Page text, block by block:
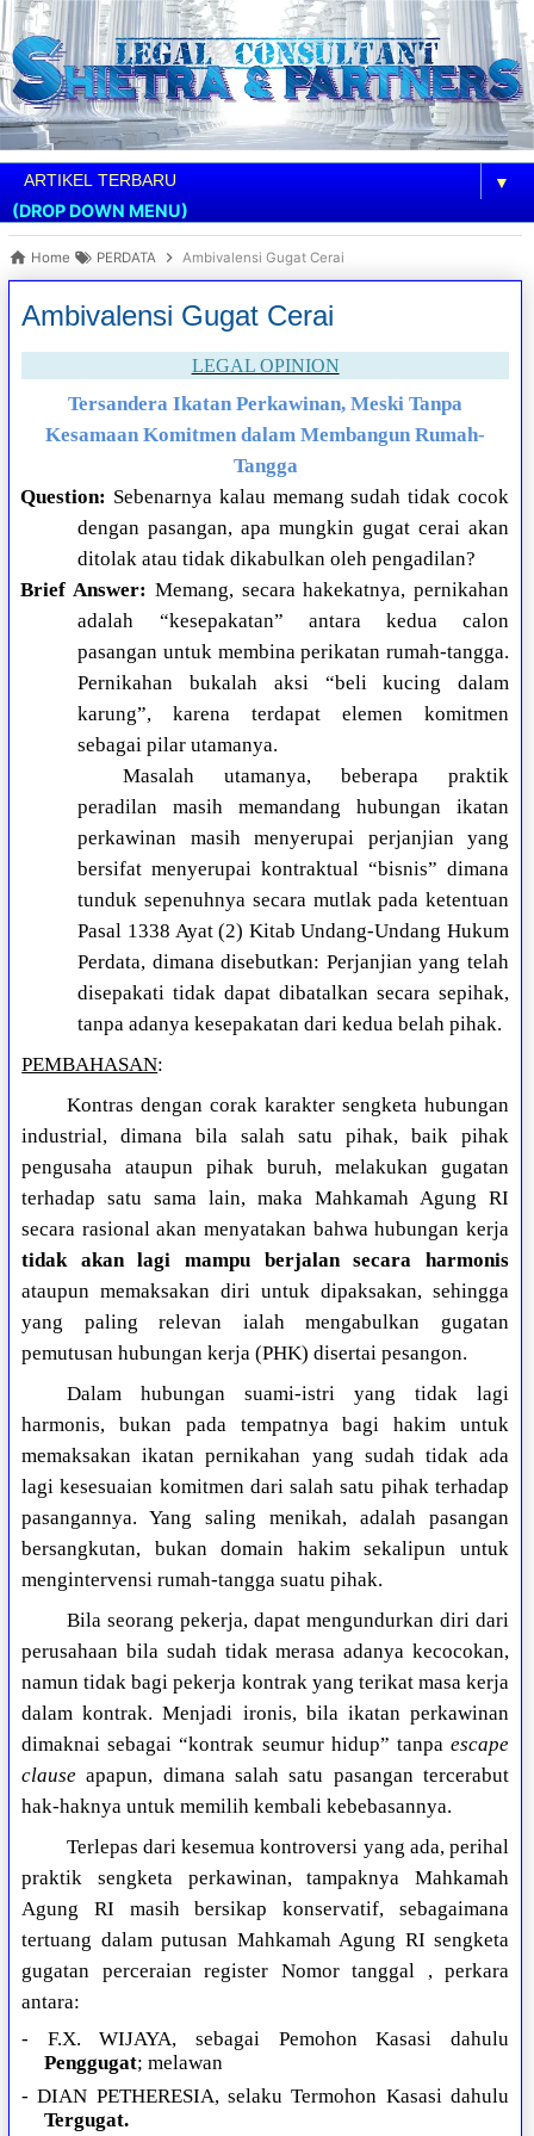
▼
(DROP DOWN MENU)
Home PERDATA Ambivalensi Gugat Cerai
Ambivalensi Gugat Cerai
LEGAL OPINION
Tersandera Ikatan Perkawinan, Meski Tanpa
Kesamaan Komitmen dalam Membangun Rumah-
Tangga
Question: Sebenarnya kalau memang sudah tidak cocok
dengan pasangan, apa mungkin gugat cerai akan
ditolak atau tidak dikabulkan oleh pengadilan?
Brief Answer: Memang, secara hakekatnya, pernikahan
adalah “kesepakatan” antara kedua calon
pasangan untuk membina perikatan rumah-tangga.
Pernikahan bukalah aksi “beli kucing dalam
karung”, karena terdapat elemen komitmen
sebagai pilar utamanya.
Masalah utamanya, beberapa praktik
peradilan masih memandang hubungan ikatan
perkawinan masih menyerupai perjanjian yang
bersifat menyerupai kontraktual “bisnis” dimana
tunduk sepenuhnya secara mutlak pada ketentuan
Pasal 1338 Ayat (2) Kitab Undang-Undang Hukum
Perdata, dimana disebutkan: Perjanjian yang telah
disepakati tidak dapat dibatalkan secara sepihak,
tanpa adanya kesepakatan dari kedua belah pihak.
PEMBAHASAN:
Kontras dengan corak karakter sengketa hubungan
industrial, dimana bila salah satu pihak, baik pihak
pengusaha ataupun pihak buruh, melakukan gugatan
terhadap satu sama lain, maka Mahkamah Agung RI
secara rasional akan menyatakan bahwa hubungan kerja
tidak akan lagi mampu berjalan secara harmonis
ataupun memaksakan diri untuk dipaksakan, sehingga
yang paling relevan ialah mengabulkan gugatan
pemutusan hubungan kerja (PHK) disertai pesangon.
Dalam hubungan suami-istri yang tidak lagi
harmonis, bukan pada tempatnya bagi hakim untuk
memaksakan ikatan pernikahan yang sudah tidak ada
lagi kesesuaian komitmen dari salah satu pihak terhadap
pasangannya. Yang saling menikah, adalah pasangan
bersangkutan, bukan domain hakim sekalipun untuk
mengintervensi rumah-tangga suatu pihak.
Bila seorang pekerja, dapat mengundurkan diri dari
perusahaan bila sudah tidak merasa adanya kecocokan,
namun tidak bagi pekerja kontrak yang terikat masa kerja
dalam kontrak. Menjadi ironis, bila ikatan perkawinan
dimaknai sebagai “kontrak seumur hidup” tanpa escape
clause apapun, dimana salah satu pasangan tercerabut
hak-haknya untuk memilih kembali kebebasannya.
Terlepas dari kesemua kontroversi yang ada, perihal
praktik sengketa perkawinan, tampaknya Mahkamah
Agung RI masih bersikap konservatif, sebagaimana
tertuang dalam putusan Mahkamah Agung RI sengketa
gugatan perceraian register Nomor tanggal , perkara
antara:
- F.X. WIJAYA, sebagai Pemohon Kasasi dahulu
Penggugat; melawan
- DIAN PETHERESIA, selaku Termohon Kasasi dahulu
Tergugat.